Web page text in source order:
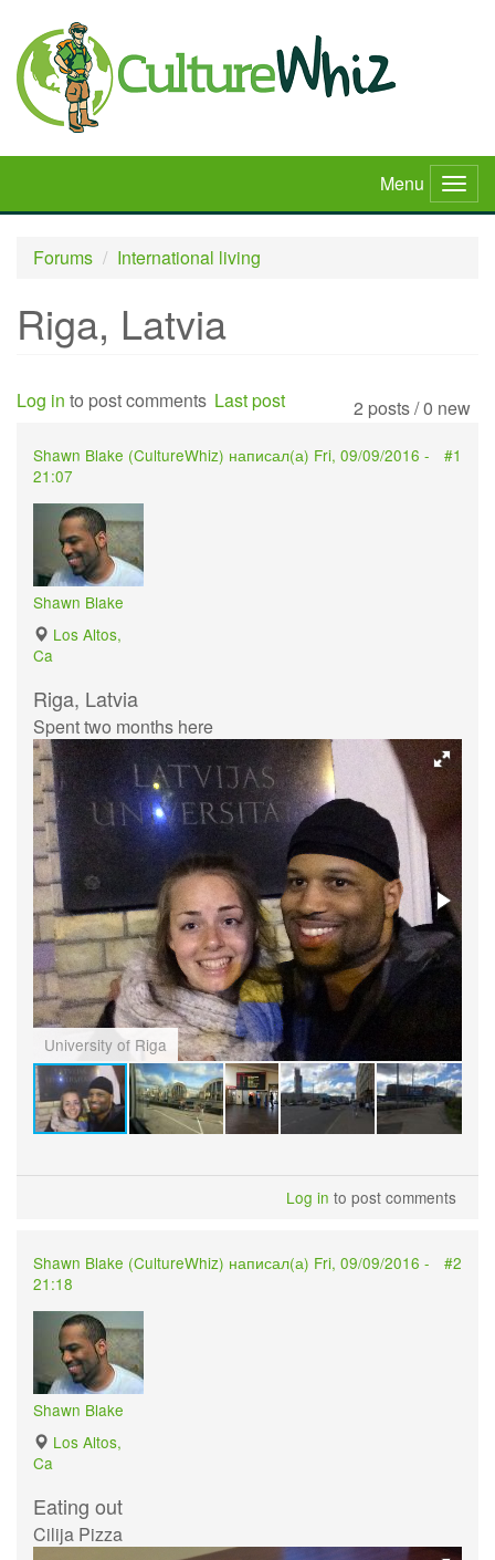
main
content
Menu
Forums
International living
Riga, Latvia
2 posts / 0 new
Log in to post comments Last post
#1
Shawn Blake (CultureWhiz) написал(а) Fri, 09/09/2016 -
21:07
Shawn Blake
Los Altos,
Ca
Riga, Latvia
Spent two months here
University of Riga
Log in to post comments
#2
Shawn Blake (CultureWhiz) написал(а) Fri, 09/09/2016 -
21:18
Shawn Blake
Los Altos,
Ca
Eating out
Cilija Pizza